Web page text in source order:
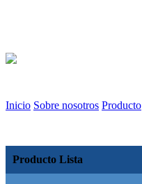
Inicio Sobre nosotros Producto
Producto Lista